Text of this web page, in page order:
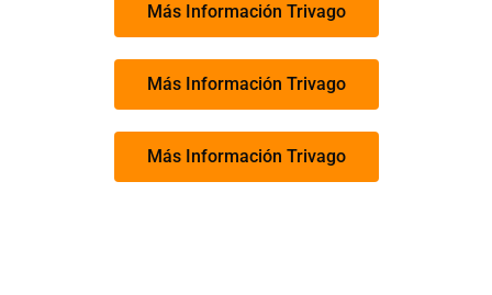
Más Información Trivago
Más Información Trivago
Más Información Trivago